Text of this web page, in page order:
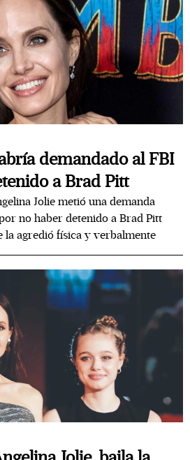
demandado al FBI
a Brad Pitt
Jolie metió una demanda
no haber detenido a Brad Pitt
la agredió física y verbalmente